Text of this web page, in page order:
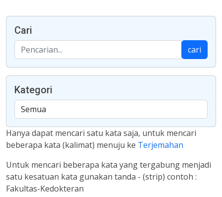
Cari
cari
Kategori
Hanya dapat mencari satu kata saja, untuk mencari
beberapa kata (kalimat) menuju ke Terjemahan
Untuk mencari beberapa kata yang tergabung menjadi
satu kesatuan kata gunakan tanda - (strip) contoh :
Fakultas-Kedokteran